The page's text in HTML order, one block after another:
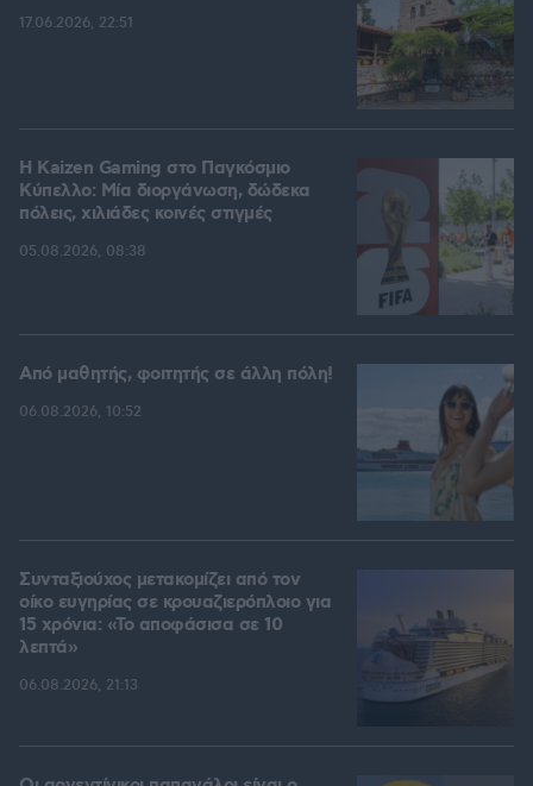
17.06.2026, 22:51
H Kaizen Gaming στο Παγκόσμιο
Kύπελλο: Μία διοργάνωση, δώδεκα
πόλεις, χιλιάδες κοινές στιγμές
05.08.2026, 08:38
Από μαθητής, φοιτητής σε άλλη πόλη!
06.08.2026, 10:52
Συνταξιούχος μετακομίζει από τον
οίκο ευγηρίας σε κρουαζιερόπλοιο για
15 χρόνια: «Το αποφάσισα σε 10
λεπτά»
06.08.2026, 21:13